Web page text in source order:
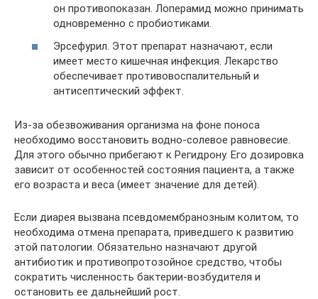
он противопоказан. Лоперамид можно принимать
одновременно с пробиотиками.
Эрсефурил. Этот препарат назначают, если
имеет место кишечная инфекция. Лекарство
обеспечивает противовоспалительный и
антисептический эффект.
Из-за обезвоживания организма на фоне поноса
необходимо восстановить водно-солевое равновесие.
Для этого обычно прибегают к Регидрону. Его дозировка
зависит от особенностей состояния пациента, а также
его возраста и веса (имеет значение для детей).
Если диарея вызвана псевдомембранозным колитом, то
необходима отмена препарата, приведшего к развитию
этой патологии. Обязательно назначают другой
антибиотик и противопротозойное средство, чтобы
сократить численность бактерии-возбудителя и
остановить ее дальнейший рост.